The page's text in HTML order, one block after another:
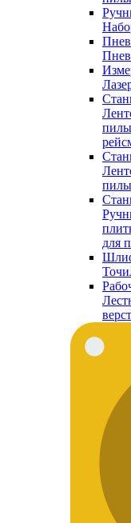
пилы
пилы
для